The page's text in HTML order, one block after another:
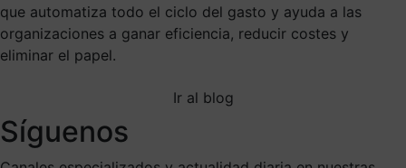
que automatiza todo el ciclo del gasto y ayuda a las
organizaciones a ganar eficiencia, reducir costes y
eliminar el papel.
Ir al blog
Síguenos